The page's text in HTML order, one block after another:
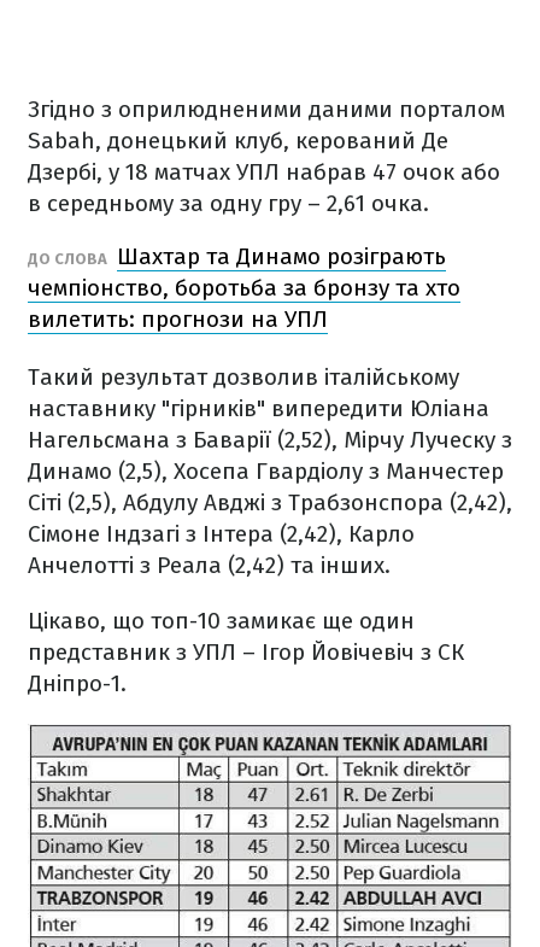
Згідно з оприлюдненими даними порталом
Sabah, донецький клуб, керований Де
Дзербі, у 18 матчах УПЛ набрав 47 очок або
в середньому за одну гру – 2,61 очка.
ДО СЛОВА
Шахтар та Динамо розіграють
чемпіонство, боротьба за бронзу та хто
вилетить: прогнози на УПЛ
Такий результат дозволив італійському
наставнику "гірників" випередити Юліана
Нагельсмана з Баварії (2,52), Мірчу Луческу з
Динамо (2,5), Хосепа Гвардіолу з Манчестер
Сіті (2,5), Абдулу Авджі з Трабзонспора (2,42),
Сімоне Індзагі з Інтера (2,42), Карло
Анчелотті з Реала (2,42) та інших.
Цікаво, що топ-10 замикає ще один
представник з УПЛ – Ігор Йовічевіч з СК
Дніпро-1.